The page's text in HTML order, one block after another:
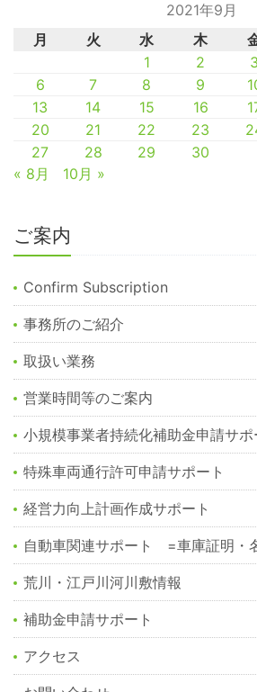
2021年9月
月
火 水 木
1
2 3
6
7 8 9
13
14 15 16
20
21 22 23
27
28 29
30
« 8月
10月 »
ご案内
Confirm Subscription
事務所のご紹介
取扱い業務
営業時間等のご案内
小規模事業者持続化補助金申請サポ
特殊車両通行許可申請サポート
経営力向上計画作成サポート
自動車関連サポート =車庫証明・
荒川・江戸川河川敷情報
補助金申請サポート
アクセス